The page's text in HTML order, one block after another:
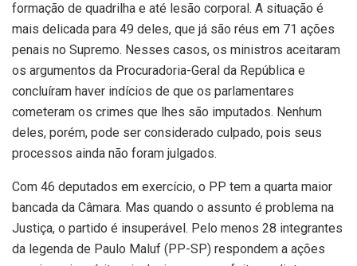
formação de quadrilha e até lesão corporal. A situação é
mais delicada para 49 deles, que já são réus em 71 ações
penais no Supremo. Nesses casos, os ministros aceitaram
os argumentos da Procuradoria-Geral da República e
concluíram haver indícios de que os parlamentares
cometeram os crimes que lhes são imputados. Nenhum
deles, porém, pode ser considerado culpado, pois seus
processos ainda não foram julgados.
Com 46 deputados em exercício, o PP tem a quarta maior
bancada da Câmara. Mas quando o assunto é problema na
Justiça, o partido é insuperável. Pelo menos 28 integrantes
da legenda de Paulo Maluf (PP-SP) respondem a ações